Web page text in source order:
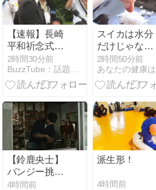
【速報】長崎
平和祈念式典
原爆の日81年
2時間30分前
スイカは水分
だけじゃな
い。トマトの
1.5倍のリコピ
ンで夏の紫外
策に【管理栄
養士が解説】
2時間50分前
【鈴鹿央士】
バンジー挑戦
は一旦保留!?
4時間前
派生形！
4時間前